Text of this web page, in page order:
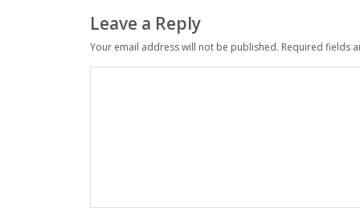
Leave a Reply
Your email address will not be published. Required fields